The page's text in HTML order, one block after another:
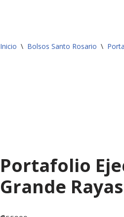
Inicio \ Bolsos Santo Rosario \
Portafolio
Grande